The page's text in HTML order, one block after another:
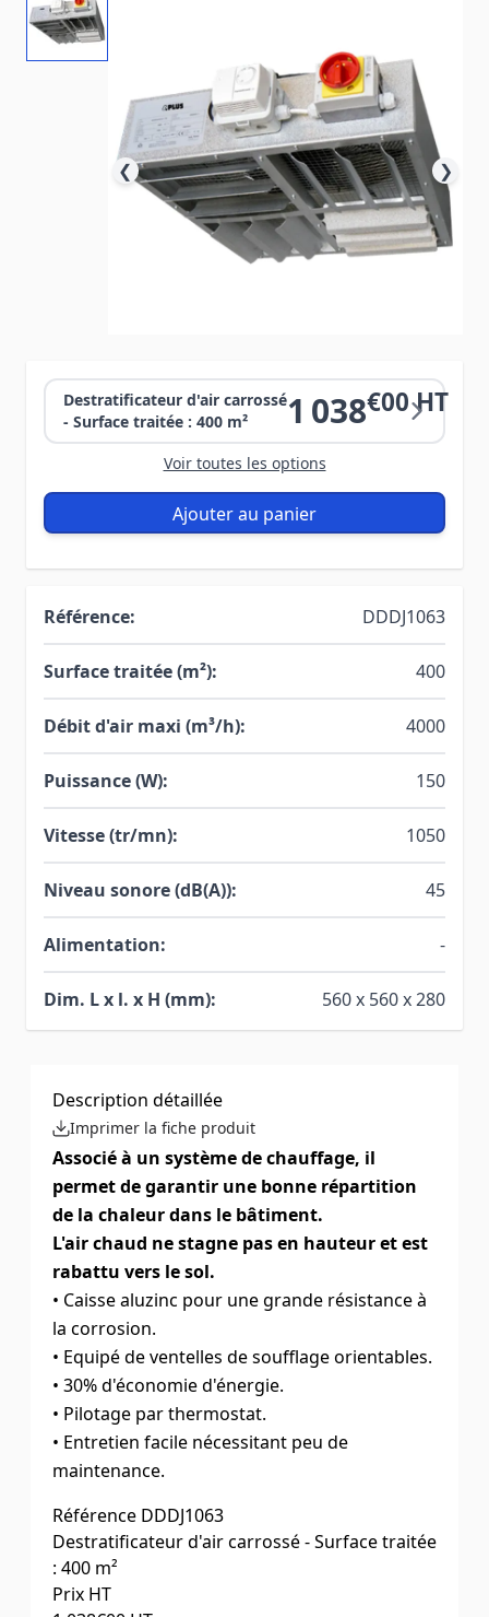
Destratificateur d'air carrossé
- Surface traitée : 400 m²
1 038€00 HT
Voir toutes les options
Ajouter au panier
Référence: DDDJ1063
Surface traitée (m²): 400
Débit d'air maxi (m³/h): 4000
Puissance (W): 150
Vitesse (tr/mn): 1050
Niveau sonore (dB(A)): 45
Alimentation: -
Dim. L x l. x H (mm): 560 x 560 x 280
❮ ❯
Description détaillée
Imprimer la fiche produit
Associé à un système de chauffage, il
permet de garantir une bonne répartition
de la chaleur dans le bâtiment.
L'air chaud ne stagne pas en hauteur et est
rabattu vers le sol.
• Caisse aluzinc pour une grande résistance à
la corrosion.
• Equipé de ventelles de soufflage orientables.
• 30% d'économie d'énergie.
• Pilotage par thermostat.
• Entretien facile nécessitant peu de
maintenance.
Référence DDDJ1063
Destratificateur d'air carrossé - Surface traitée
: 400 m²
Prix HT